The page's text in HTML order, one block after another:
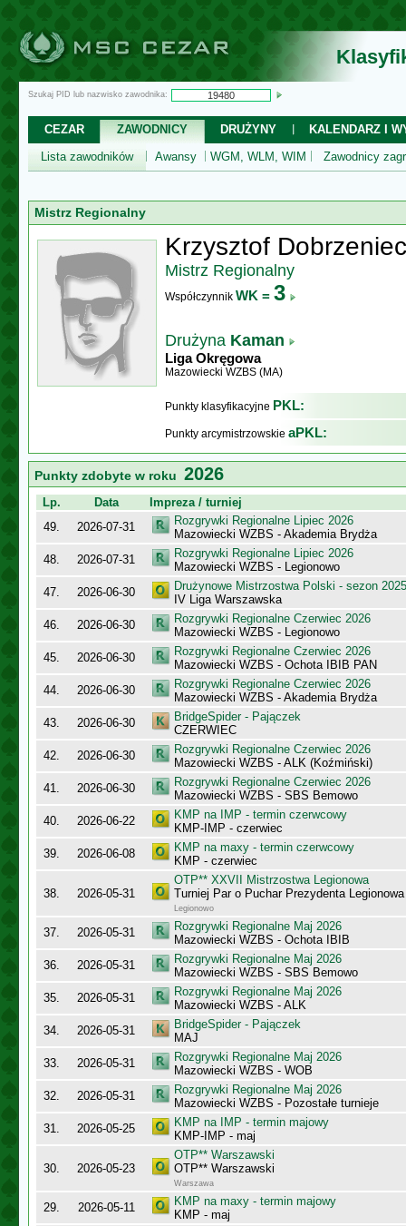
Szukaj PID lub nazwisko zawodnika:
CEZAR ZAWODNICY DRUŻYNY
KALENDARZ I
Lista zawodników
Awansy WGM, WLM, WIM Zawodnicy
Mistrz Regionalny
Krzysztof
Mistrz Regionalny
Współczynnik WK = 3
Drużyna Kaman
Liga Okręgowa
Mazowiecki WZBS (MA)
Punkty klasyfikacyjne PKL:
Punkty arcymistrzowskie aPKL:
Punkty zdobyte w roku 2026
Lp. Data
Impreza / turniej
49.
2026-07-31
Rozgrywki Regionalne Lipiec 2026
Mazowiecki WZBS - Akademia Brydża
48.
2026-07-31
Rozgrywki Regionalne Lipiec 2026
Mazowiecki WZBS - Legionowo
47.
2026-06-30
Drużynowe Mistrzostwa Polski - sezon
IV Liga Warszawska
46.
2026-06-30
Rozgrywki Regionalne Czerwiec 2026
Mazowiecki WZBS - Legionowo
45.
2026-06-30
Rozgrywki Regionalne Czerwiec 2026
Mazowiecki WZBS - Ochota IBIB PAN
44.
2026-06-30
Rozgrywki Regionalne Czerwiec 2026
Mazowiecki WZBS - Akademia Brydża
43.
2026-06-30
BridgeSpider - Pajączek
CZERWIEC
42.
2026-06-30
Rozgrywki Regionalne Czerwiec 2026
Mazowiecki WZBS - ALK (Koźmiński)
41.
2026-06-30
Rozgrywki Regionalne Czerwiec 2026
Mazowiecki WZBS - SBS Bemowo
40.
2026-06-22
KMP na IMP - termin czerwcowy
KMP-IMP - czerwiec
39.
2026-06-08
KMP na maxy - termin czerwcowy
KMP - czerwiec
38. 2026-05-31
OTP** XXVII Mistrzostwa Legionowa
Turniej Par o Puchar Prezydenta
Legionowo
37. 2026-05-31
Rozgrywki Regionalne Maj 2026
Mazowiecki WZBS - Ochota IBIB
36.
2026-05-31
Rozgrywki Regionalne Maj 2026
Mazowiecki WZBS - SBS Bemowo
35.
2026-05-31
Rozgrywki Regionalne Maj 2026
Mazowiecki WZBS - ALK
34.
2026-05-31
BridgeSpider - Pajączek
MAJ
33.
2026-05-31
Rozgrywki Regionalne Maj 2026
Mazowiecki WZBS - WOB
32.
2026-05-31
Rozgrywki Regionalne Maj 2026
Mazowiecki WZBS - Pozostałe turnieje
31.
2026-05-25
KMP na IMP - termin majowy
KMP-IMP - maj
30. 2026-05-23
OTP** Warszawski
OTP** Warszawski
Warszawa
29. 2026-05-11
KMP na maxy - termin majowy
KMP - maj